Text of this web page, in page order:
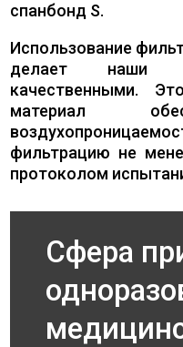
спанбонд S.
Использование
делает наши
качественными.
материал
фильтрацию не
протоколом
Сфера